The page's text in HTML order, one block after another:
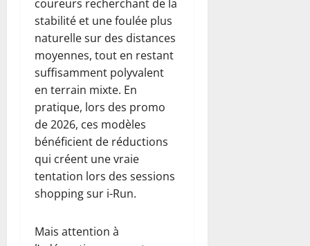
coureurs recherchant de la
stabilité et une foulée plus
naturelle sur des distances
moyennes, tout en restant
suffisamment polyvalent
en terrain mixte. En
pratique, lors des promo
de 2026, ces modèles
bénéficient de réductions
qui créent une vraie
tentation lors des sessions
shopping sur i-Run.
Mais attention à